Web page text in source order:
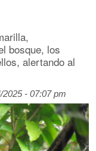
bosque, los
alertando al
2025 - 07:07 pm